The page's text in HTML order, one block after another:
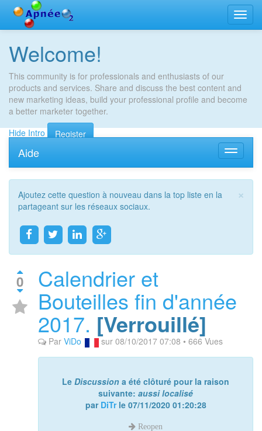
la
Welcome!
This community is for professionals and enthusiasts of our
products and services. Share and discuss the best content and
new marketing ideas, build your professional profile and become
a better marketer together.
Hide Intro
Register
Basculer
la
Aide
×
Ajoutez cette question à nouveau dans la top liste en la
partageant sur les réseaux sociaux.
0 Calendrier et
Bouteilles fin d'année
2017. [Verrouillé]
Par ViDo sur 08/10/2017 07:08 • 666 Vues
Le Discussion a été clôturé pour la raison
suivante: aussi localisé
par DiTr le 07/11/2020 01:20:28
Reopen